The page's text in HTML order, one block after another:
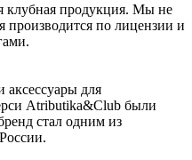
клубная продукция. Мы не
производится по лицензии и
аксессуары для
Atributika&Club были
стал одним из